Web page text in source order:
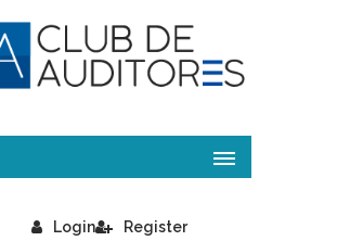
Login Register